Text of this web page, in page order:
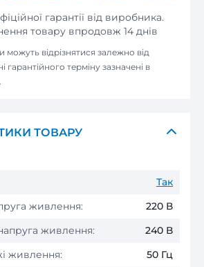
гарантії від виробника.
товару впродовж 14 днів
можуть відрізнятися залежно від
гарантійного терміну зазначені в
ТОВАРУ
Так
живлення:
220 В
живлення:
240 В
живлення:
50 Гц